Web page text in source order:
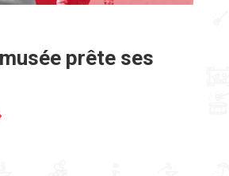
prête ses